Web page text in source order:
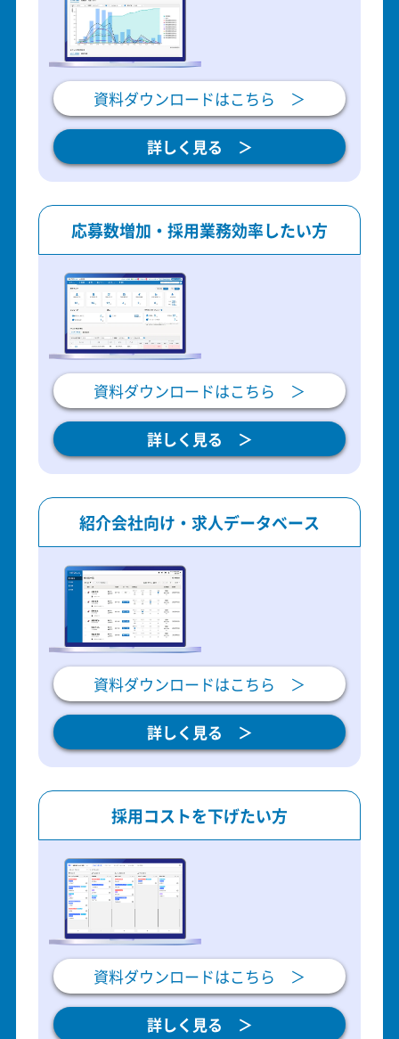
資料ダウンロードはこちら ＞
詳しく見る ＞
応募数増加・採用業務効率したい方
資料ダウンロードはこちら ＞
詳しく見る ＞
紹介会社向け・求人データベース
資料ダウンロードはこちら ＞
詳しく見る ＞
採用コストを下げたい方
資料ダウンロードはこちら ＞
詳しく見る ＞